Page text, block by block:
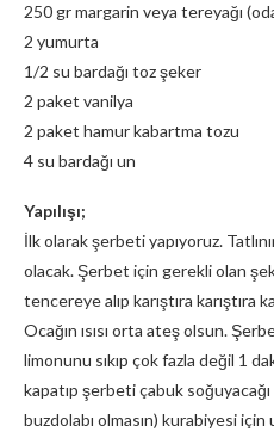
250 gr margarin veya tereyağı (oda
2 yumurta
1/2 su bardağı toz şeker
2 paket vanilya
2 paket hamur kabartma tozu
4 su bardağı un
Yapılışı;
İlk olarak şerbeti yapıyoruz.
olacak. Şerbet için gerekli olan
tencereye alıp karıştıra karıştıra
Ocağın ısısı orta ateş olsun.
limonunu sıkıp çok fazla değil 1
kapatıp şerbeti çabuk soğuyacağı
buzdolabı olmasın) kurabiyesi